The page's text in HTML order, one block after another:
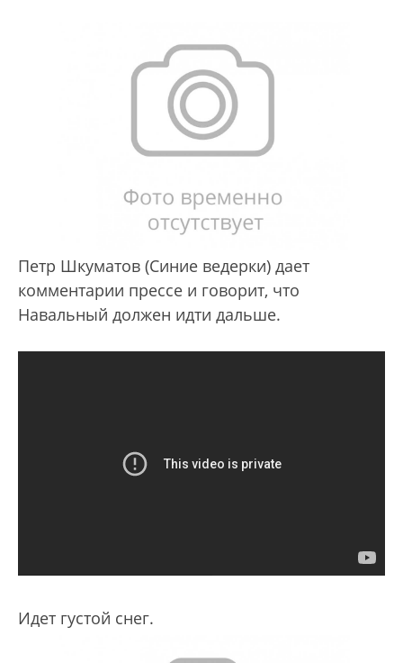
Петр Шкуматов (Синие ведерки) дает
комментарии прессе и говорит, что
Навальный должен идти дальше.
Идет густой снег.